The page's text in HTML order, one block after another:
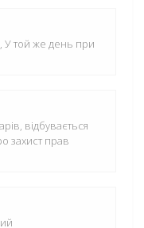
У той же день при
відбувається
захист прав